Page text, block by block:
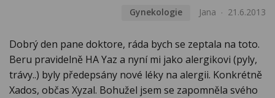
Gynekologie Jana 21.6.2013
Dobrý den pane doktore, ráda bych se zeptala na toto.
Beru pravidelně HA Yaz a nyní mi jako alergikovi (pyly,
trávy..) byly předepsány nové léky na alergii. Konkrétně
Xados, občas Xyzal. Bohužel jsem se zapomněla svého